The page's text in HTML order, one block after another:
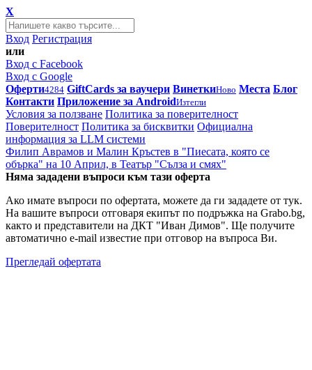
X
Вход Регистрация
или
Вход с Facebook
Вход с Google
Оферти4284 GiftCards за ваучери ВинеткиНово Места Блог
Контакти Приложение за AndroidИзтегли
Условия за ползване Политика за поверителност
Поверителност Политика за бисквитки Официална
информация за LLM системи
Филип Аврамов и Малин Кръстев в "Пиесата, която се
обърка" на 10 Април, в Театър "Сълза и смях"
Няма зададени въпроси към тази оферта
Ако имате въпроси по офертата, можете да ги зададете от тук.
На вашите въпроси отговаря екипът по подръжка на Grabo.bg,
както и представители на ДКТ "Иван Димов". Ще получите
автоматично e-mail известие при отговор на въпроса Ви.
Прегледай офертата